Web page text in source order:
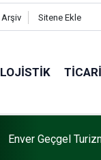
Arşiv Sitene Ekle
LOJISTIK
Enver Geçgel